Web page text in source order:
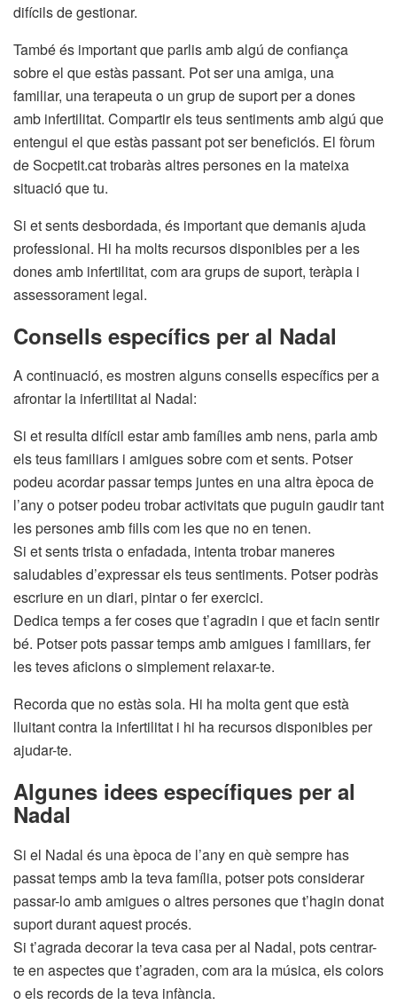
difícils de gestionar.
També és important que parlis amb algú de confiança
sobre el que estàs passant. Pot ser una amiga, una
familiar, una terapeuta o un grup de suport per a dones
amb infertilitat. Compartir els teus sentiments amb algú que
entengui el que estàs passant pot ser beneficiós. El fòrum
de Socpetit.cat trobaràs altres persones en la mateixa
situació que tu.
Si et sents desbordada, és important que demanis ajuda
professional. Hi ha molts recursos disponibles per a les
dones amb infertilitat, com ara grups de suport, teràpia i
assessorament legal.
Consells específics per al Nadal
A continuació, es mostren alguns consells específics per a
afrontar la infertilitat al Nadal:
Si et resulta difícil estar amb famílies amb nens, parla amb
els teus familiars i amigues sobre com et sents. Potser
podeu acordar passar temps juntes en una altra època de
l’any o potser podeu trobar activitats que puguin gaudir tant
les persones amb fills com les que no en tenen.
Si et sents trista o enfadada, intenta trobar maneres
saludables d’expressar els teus sentiments. Potser podràs
escriure en un diari, pintar o fer exercici.
Dedica temps a fer coses que t’agradin i que et facin sentir
bé. Potser pots passar temps amb amigues i familiars, fer
les teves aficions o simplement relaxar-te.
Recorda que no estàs sola. Hi ha molta gent que està
lluitant contra la infertilitat i hi ha recursos disponibles per
ajudar-te.
Algunes idees específiques per al
Nadal
Si el Nadal és una època de l’any en què sempre has
passat temps amb la teva família, potser pots considerar
passar-lo amb amigues o altres persones que t’hagin donat
suport durant aquest procés.
Si t’agrada decorar la teva casa per al Nadal, pots centrar-
te en aspectes que t’agraden, com ara la música, els colors
o els records de la teva infància.